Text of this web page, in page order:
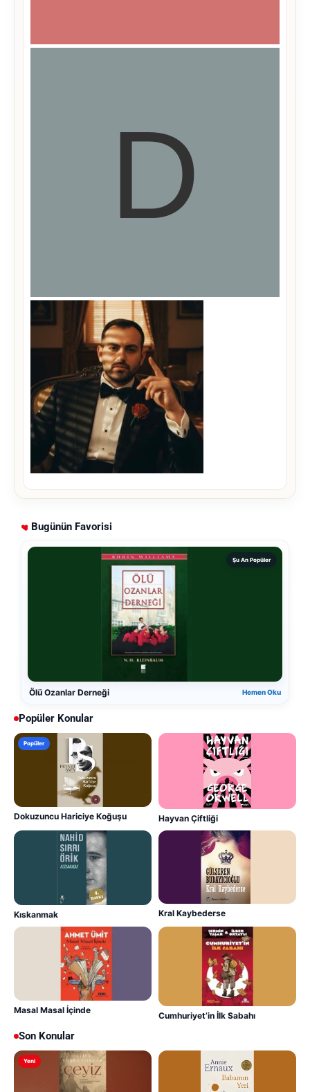
Bugünün Favorisi
Şu An Popüler
Ölü Ozanlar Derneği Hemen Oku
Popüler Konular
Popüler
Dokuzuncu Hariciye Koğuşu Hayvan Çiftliği
Kıskanmak Kral Kaybederse
Masal Masal İçinde
Cumhuriyet’in İlk Sabahı
Son Konular
Yeni